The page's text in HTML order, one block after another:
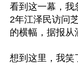
看到这一幕，我
2年江泽民访问
的横幅，据报从
想到这里，我笑